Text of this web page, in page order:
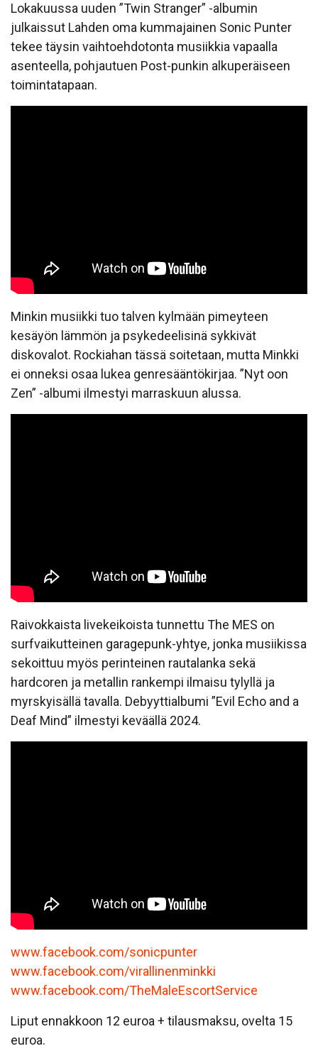
Lokakuussa uuden ”Twin Stranger” -albumin
julkaissut Lahden oma kummajainen Sonic Punter
tekee täysin vaihtoehdotonta musiikkia vapaalla
asenteella, pohjautuen Post-punkin alkuperäiseen
toimintatapaan.
Minkin musiikki tuo talven kylmään pimeyteen
kesäyön lämmön ja psykedeelisinä sykkivät
diskovalot. Rockiahan tässä soitetaan, mutta Minkki
ei onneksi osaa lukea genresääntökirjaa. ”Nyt oon
Zen” -albumi ilmestyi marraskuun alussa.
Raivokkaista livekeikoista tunnettu The MES on
surfvaikutteinen garagepunk-yhtye, jonka musiikissa
sekoittuu myös perinteinen rautalanka sekä
hardcoren ja metallin rankempi ilmaisu tylyllä ja
myrskyisällä tavalla. Debyyttialbumi ”Evil Echo and a
Deaf Mind” ilmestyi keväällä 2024.
www.facebook.com/sonicpunter
www.facebook.com/virallinenminkki
www.facebook.com/TheMaleEscortService
Liput ennakkoon 12 euroa + tilausmaksu, ovelta 15
euroa.